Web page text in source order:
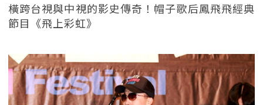
橫跨台視與中視的影史傳奇！帽子歌后鳳飛飛經典
節目《飛上彩虹》